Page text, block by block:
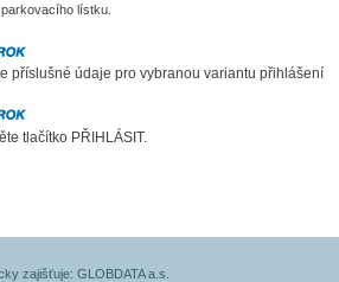
parkovacího lístku.
č.2
příslušné údaje pro vybranou variantu přihlášení
č.3
tlačítko PŘIHLÁSIT.
zajišťuje: GLOBDATA a.s.